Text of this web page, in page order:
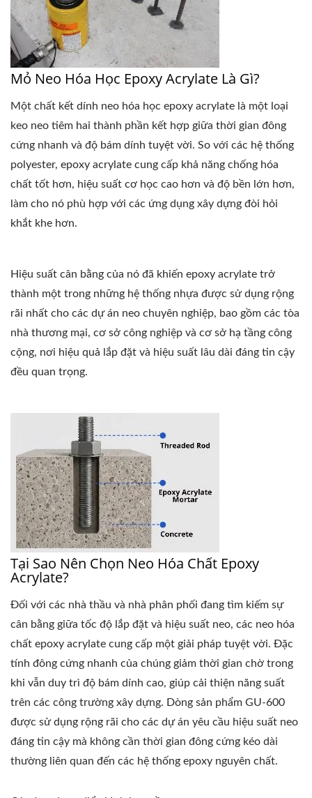
Mỏ Neo Hóa Học Epoxy Acrylate Là Gì?
Một chất kết dính neo hóa học epoxy acrylate là một loại
keo neo tiêm hai thành phần kết hợp giữa thời gian đông
cứng nhanh và độ bám dính tuyệt vời. So với các hệ thống
polyester, epoxy acrylate cung cấp khả năng chống hóa
chất tốt hơn, hiệu suất cơ học cao hơn và độ bền lớn hơn,
làm cho nó phù hợp với các ứng dụng xây dựng đòi hỏi
khắt khe hơn.
Hiệu suất cân bằng của nó đã khiến epoxy acrylate trở
thành một trong những hệ thống nhựa được sử dụng rộng
rãi nhất cho các dự án neo chuyên nghiệp, bao gồm các tòa
nhà thương mại, cơ sở công nghiệp và cơ sở hạ tầng công
cộng, nơi hiệu quả lắp đặt và hiệu suất lâu dài đáng tin cậy
đều quan trọng.
Tại Sao Nên Chọn Neo Hóa Chất Epoxy
Acrylate?
Đối với các nhà thầu và nhà phân phối đang tìm kiếm sự
cân bằng giữa tốc độ lắp đặt và hiệu suất neo, các neo hóa
chất epoxy acrylate cung cấp một giải pháp tuyệt vời. Đặc
tính đông cứng nhanh của chúng giảm thời gian chờ trong
khi vẫn duy trì độ bám dính cao, giúp cải thiện năng suất
trên các công trường xây dựng. Dòng sản phẩm GU-600
được sử dụng rộng rãi cho các dự án yêu cầu hiệu suất neo
đáng tin cậy mà không cần thời gian đông cứng kéo dài
thường liên quan đến các hệ thống epoxy nguyên chất.